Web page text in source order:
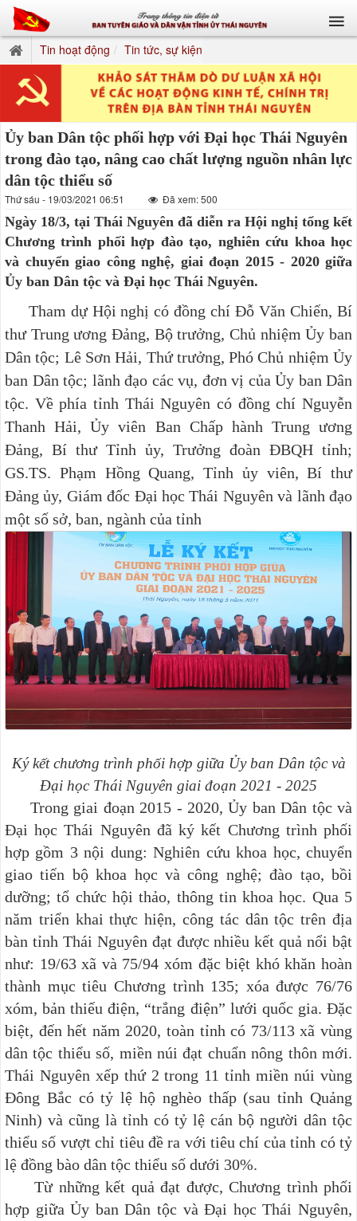
Tin hoạt động Tin tức, sự kiện
Ủy ban Dân tộc phối hợp với Đại học Thái Nguyên
trong đào tạo, nâng cao chất lượng nguồn nhân lực
dân tộc thiểu số
Thứ sáu - 19/03/2021 06:51 Đã xem: 500
Ngày 18/3, tại Thái Nguyên đã diễn ra Hội nghị tổng kết
Chương trình phối hợp đào tạo, nghiên cứu khoa học
và chuyển giao công nghệ, giai đoạn 2015 - 2020 giữa
Ủy ban Dân tộc và Đại học Thái Nguyên.
Tham dự Hội nghị có đồng chí Đỗ Văn Chiến, Bí
thư Trung ương Đảng, Bộ trưởng, Chủ nhiệm Ủy ban
Dân tộc; Lê Sơn Hải, Thứ trưởng, Phó Chủ nhiệm Ủy
ban Dân tộc; lãnh đạo các vụ, đơn vị của Ủy ban Dân
tộc. Về phía tỉnh Thái Nguyên có đồng chí Nguyễn
Thanh Hải, Ủy viên Ban Chấp hành Trung ương
Đảng, Bí thư Tỉnh ủy, Trưởng đoàn ĐBQH tỉnh;
GS.TS. Phạm Hồng Quang, Tỉnh ủy viên, Bí thư
Đảng ủy, Giám đốc Đại học Thái Nguyên và lãnh đạo
một số sở, ban, ngành của tỉnh
Ký kết chương trình phối hợp giữa Ủy ban Dân tộc và
Đại học Thái Nguyên giai đoạn 2021 - 2025
Trong giai đoạn 2015 - 2020, Ủy ban Dân tộc và
Đại học Thái Nguyên đã ký kết Chương trình phối
hợp gồm 3 nội dung: Nghiên cứu khoa học, chuyển
giao tiến bộ khoa học và công nghệ; đào tạo, bồi
dưỡng; tổ chức hội thảo, thông tin khoa học. Qua 5
năm triển khai thực hiện, công tác dân tộc trên địa
bàn tỉnh Thái Nguyên đạt được nhiều kết quả nổi bật
như: 19/63 xã và 75/94 xóm đặc biệt khó khăn hoàn
thành mục tiêu Chương trình 135; xóa được 76/76
xóm, bản thiếu điện, “trắng điện” lưới quốc gia. Đặc
biệt, đến hết năm 2020, toàn tỉnh có 73/113 xã vùng
dân tộc thiểu số, miền núi đạt chuẩn nông thôn mới.
Thái Nguyên xếp thứ 2 trong 11 tỉnh miền núi vùng
Đông Bắc có tỷ lệ hộ nghèo thấp (sau tỉnh Quảng
Ninh) và cũng là tỉnh có tỷ lệ cán bộ người dân tộc
thiểu số vượt chỉ tiêu đề ra với tiêu chí của tỉnh có tỷ
lệ đồng bào dân tộc thiểu số dưới 30%.
Từ những kết quả đạt được, Chương trình phối
hợp giữa Ủy ban Dân tộc và Đại học Thái Nguyên,